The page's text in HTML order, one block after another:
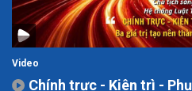
Video
Chính trực - Kiên trì -